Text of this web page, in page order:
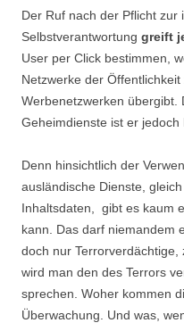
Der Ruf nach der Pflicht zur
Selbstverantwortung greift
User per Click bestimmen,
Netzwerke der
Werbenetzwerken übergibt.
Geheimdienste ist er jedoch
Denn hinsichtlich der
ausländische Dienste,
Inhaltsdaten, gibt es kaum
kann. Das darf niemandem
doch nur
wird man den des Terrors
sprechen. Woher kommen
Überwachung. Und was,